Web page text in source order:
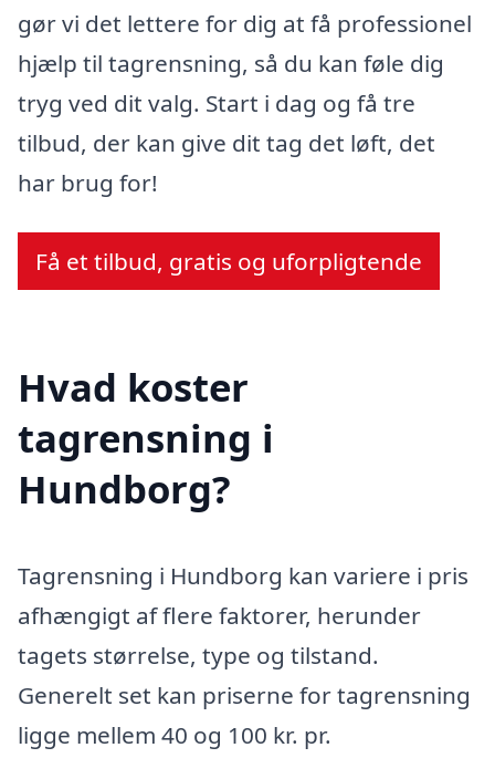
gør vi det lettere for dig at få professionel
hjælp til tagrensning, så du kan føle dig
tryg ved dit valg. Start i dag og få tre
tilbud, der kan give dit tag det løft, det
har brug for!
Få et tilbud, gratis og uforpligtende
Hvad koster
tagrensning i
Hundborg?
Tagrensning i Hundborg kan variere i pris
afhængigt af flere faktorer, herunder
tagets størrelse, type og tilstand.
Generelt set kan priserne for tagrensning
ligge mellem 40 og 100 kr. pr.